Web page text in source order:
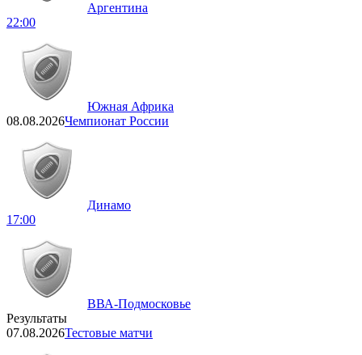
Аргентина
22:00
Южная Африка
08.08.2026Чемпионат России
Динамо
17:00
ВВА-Подмосковье
Результаты
07.08.2026Тестовые матчи